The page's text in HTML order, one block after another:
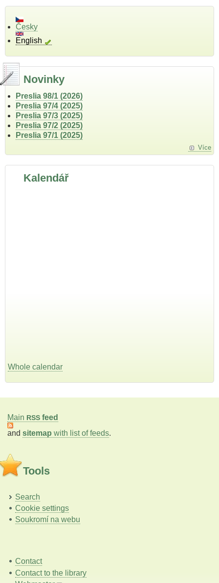
Česky
English
Novinky
Preslia 98/1 (2026)
Preslia 97/4 (2025)
Preslia 97/3 (2025)
Preslia 97/2 (2025)
Preslia 97/1 (2025)
Více
Kalendář
Whole calendar
Main RSS feed
and sitemap with list of feeds.
Tools
Search
Cookie settings
Soukromí na webu
Contact
Contact to the library